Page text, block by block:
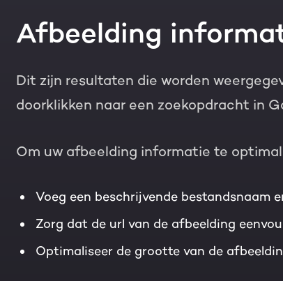
Afbeelding
Dit zijn resultaten die worden
doorklikken naar een zoekopdracht in
Om uw afbeelding informatie te
Voeg een beschrijvende bestandsnaam
Zorg dat de url van de afbeelding
Optimaliseer de grootte van de